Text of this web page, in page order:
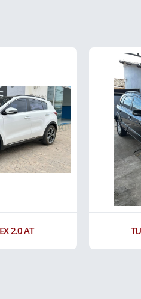
TUCSON GLSB 2.0 AT